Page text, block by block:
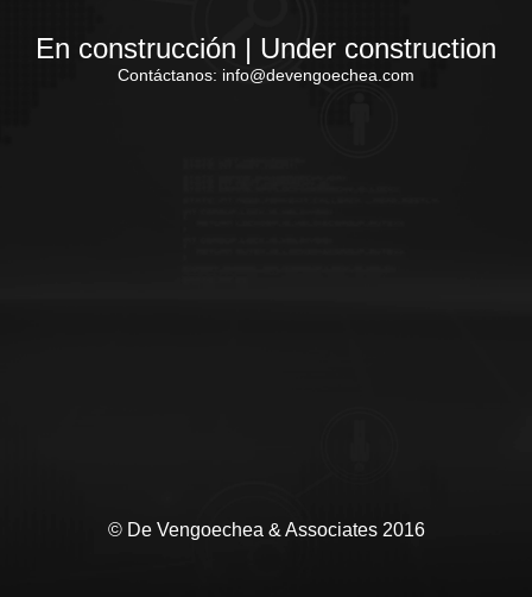
En construcción | Under construction
Contáctanos: info@devengoechea.com
© De Vengoechea & Associates 2016